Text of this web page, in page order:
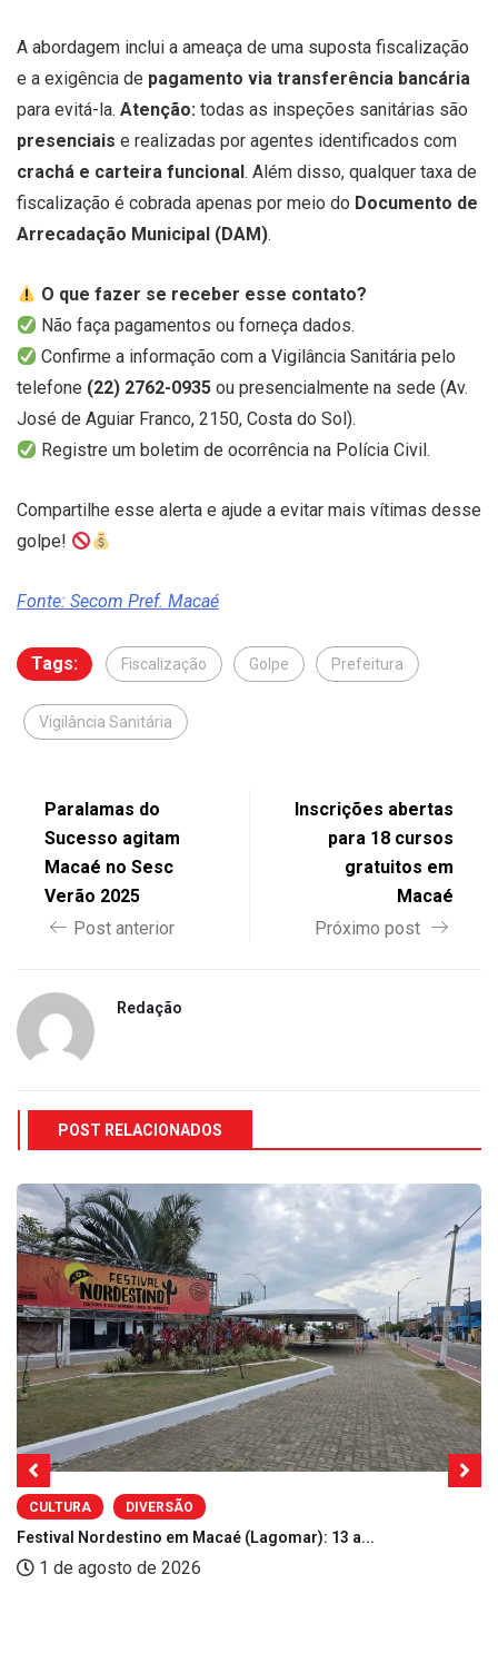
A abordagem inclui a ameaça de uma suposta fiscalização
e a exigência de pagamento via transferência bancária
para evitá-la. Atenção: todas as inspeções sanitárias são
presenciais e realizadas por agentes identificados com
crachá e carteira funcional. Além disso, qualquer taxa de
fiscalização é cobrada apenas por meio do Documento de
Arrecadação Municipal (DAM).
O que fazer se receber esse contato?
Não faça pagamentos ou forneça dados.
Confirme a informação com a Vigilância Sanitária pelo
telefone (22) 2762-0935 ou presencialmente na sede (Av.
José de Aguiar Franco, 2150, Costa do Sol).
Registre um boletim de ocorrência na Polícia Civil.
Compartilhe esse alerta e ajude a evitar mais vítimas desse
golpe!
Fonte: Secom Pref. Macaé
Tags: Fiscalização Golpe Prefeitura
Vigilância Sanitária
Paralamas do
Sucesso agitam
Macaé no Sesc
Verão 2025
Post anterior
Inscrições abertas
para 18 cursos
gratuitos em
Macaé
Próximo post
Redação
POST RELACIONADOS
CULTURA DIVERSÃO
Festival Nordestino em Macaé (Lagomar): 13 a...
1 de agosto de 2026